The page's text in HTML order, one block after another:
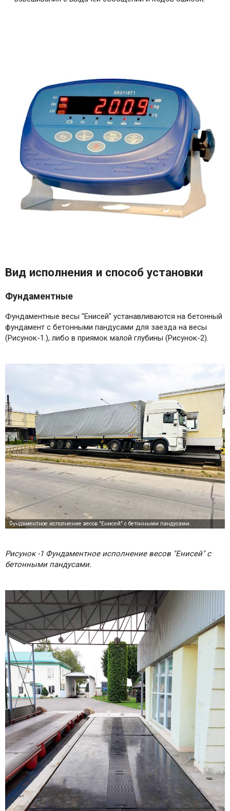
Вид исполнения и способ установки
Фундаментные
Фундаментные весы "Енисей" устанавливаются на бетонный
фундамент с бетонными пандусами для заезда на весы
(Рисунок-1.), либо в приямок малой глубины (Рисунок-2).
Рисунок -1 Фундаментное исполнение весов "Енисей" с
бетонными пандусами.